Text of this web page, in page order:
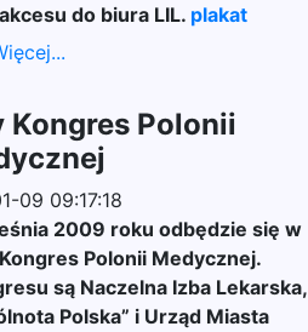
do biura LIL. plakat
Kongres Polonii
09 09:17:18
2009 roku odbędzie się w
Polonii Medycznej.
są Naczelna Izba Lekarska,
Polska” i Urząd Miasta